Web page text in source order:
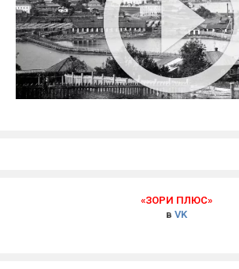
«ЗОРИ ПЛЮС»
в VK